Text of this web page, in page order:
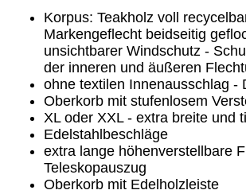
Korpus: Teakholz voll
Markengeflecht beidseitig
unsichtbarer Windschutz -
der inneren und äußeren
ohne textilen Innenausschlag -
Oberkorb mit stufenlosem
XL oder XXL - extra breite und
Edelstahlbeschläge
extra lange höhenverstellbare
Teleskopauszug
Oberkorb mit Edelholzleiste